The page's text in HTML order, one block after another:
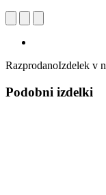
RazprodanoIzdelek v
Podobni izdelki